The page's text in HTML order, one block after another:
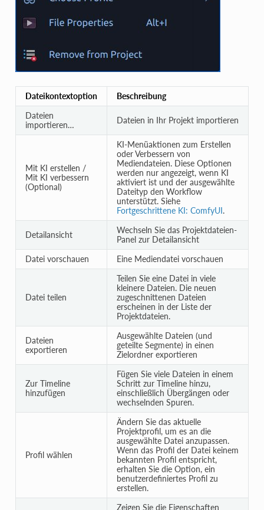
Dateikontextoption
Beschreibung
Dateien
importieren…
Dateien in Ihr Projekt importieren
Mit KI erstellen /
Mit KI verbessern
(Optional)
KI-Menüaktionen zum Erstellen
oder Verbessern von
Mediendateien. Diese Optionen
werden nur angezeigt, wenn KI
aktiviert ist und der ausgewählte
Dateityp den Workflow
unterstützt. Siehe
Fortgeschrittene KI: ComfyUI.
Detailansicht
Wechseln Sie das Projektdateien-
Panel zur Detailansicht
Datei vorschauen
Eine Mediendatei vorschauen
Datei teilen
Teilen Sie eine Datei in viele
kleinere Dateien. Die neuen
zugeschnittenen Dateien
erscheinen in der Liste der
Projektdateien.
Dateien
exportieren
Ausgewählte Dateien (und
geteilte Segmente) in einen
Zielordner exportieren
Zur Timeline
hinzufügen
Fügen Sie viele Dateien in einem
Schritt zur Timeline hinzu,
einschließlich Übergängen oder
wechselnden Spuren.
Profil wählen
Ändern Sie das aktuelle
Projektprofil, um es an die
ausgewählte Datei anzupassen.
Wenn das Profil der Datei keinem
bekannten Profil entspricht,
erhalten Sie die Option, ein
benutzerdefiniertes Profil zu
erstellen.
Zeigen Sie die Eigenschaften